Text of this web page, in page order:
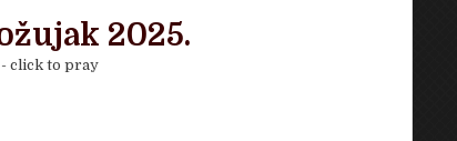
2025.
click to pray